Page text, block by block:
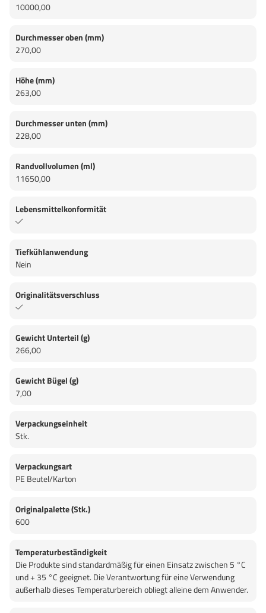
10000,00
Durchmesser oben (mm)
270,00
Höhe (mm)
263,00
Durchmesser unten (mm)
228,00
Randvollvolumen (ml)
11650,00
Lebensmittelkonformität
Tiefkühlanwendung
Nein
Originalitätsverschluss
Gewicht Unterteil (g)
266,00
Gewicht Bügel (g)
7,00
Verpackungseinheit
Stk.
Verpackungsart
PE Beutel/Karton
Originalpalette (Stk.)
600
Temperaturbeständigkeit
Die Produkte sind standardmäßig für einen Einsatz zwischen 5 °C
und + 35 °C geeignet. Die Verantwortung für eine Verwendung
außerhalb dieses Temperaturbereich obliegt alleine dem Anwender.